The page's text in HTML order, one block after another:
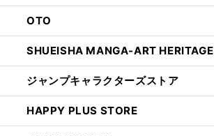
OTO
SHUEISHA MANGA-ART HERITAGE
ジャンプキャラクターズストア
HAPPY PLUS STORE